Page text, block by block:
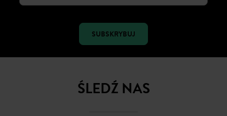
SUBSKRYBUJ
ŚLEDŹ NAS